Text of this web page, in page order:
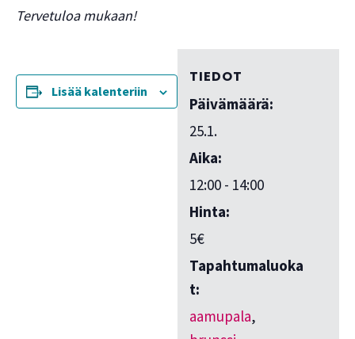
Tervetuloa mukaan!
Lisää kalenteriin
TIEDOT
Päivämäärä:
25.1.
Aika:
12:00 - 14:00
Hinta:
5€
Tapahtumaluoka
t:
aamupala,